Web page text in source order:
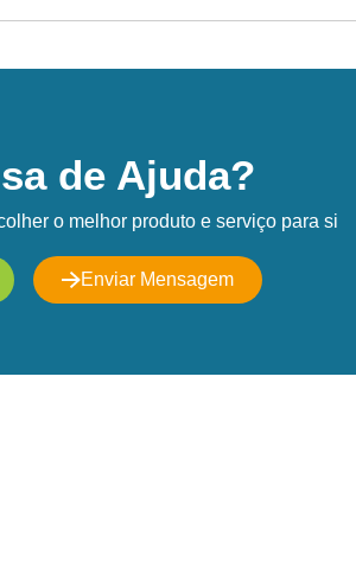
de Ajuda?
o melhor produto e serviço para si
Enviar Mensagem